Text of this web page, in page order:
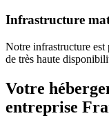
Infrastructure
Notre infrastructure est
de très haute
Votre
entreprise